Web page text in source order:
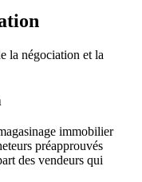
la négociation et la
immobilier
préapprouvés
des vendeurs qui